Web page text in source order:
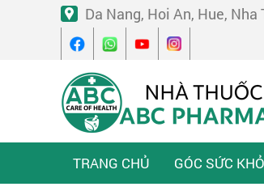
Da Nang, Hoi An, Hue, Nha
TRANG CHỦ GÓC SỨC